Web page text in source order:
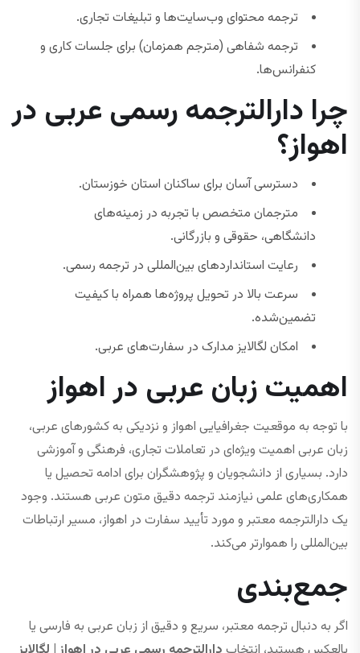
ترجمه محتوای وب‌سایت‌ها و تبلیغات تجاری.
ترجمه شفاهی (مترجم همزمان) برای جلسات کاری و
کنفرانس‌ها.
چرا دارالترجمه رسمی عربی در
اهواز؟
دسترسی آسان برای ساکنان استان خوزستان.
مترجمان متخصص با تجربه در زمینه‌های
دانشگاهی، حقوقی و بازرگانی.
رعایت استانداردهای بین‌المللی در ترجمه رسمی.
سرعت بالا در تحویل پروژه‌ها همراه با کیفیت
تضمین‌شده.
امکان لگالایز مدارک در سفارت‌های عربی.
اهمیت زبان عربی در اهواز
با توجه به موقعیت جغرافیایی اهواز و نزدیکی به کشورهای عربی،
زبان عربی اهمیت ویژه‌ای در تعاملات تجاری، فرهنگی و آموزشی
دارد. بسیاری از دانشجویان و پژوهشگران برای ادامه تحصیل یا
همکاری‌های علمی نیازمند ترجمه دقیق متون عربی هستند. وجود
یک دارالترجمه معتبر و مورد تأیید سفارت در اهواز، مسیر ارتباطات
بین‌المللی را هموارتر می‌کند.
جمع‌بندی
اگر به دنبال ترجمه معتبر، سریع و دقیق از زبان عربی به فارسی یا